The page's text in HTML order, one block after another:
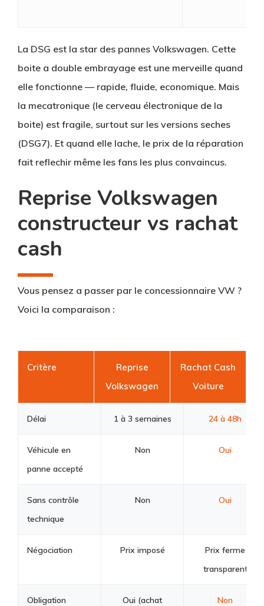
La DSG est la star des pannes Volkswagen. Cette
boite a double embrayage est une merveille quand
elle fonctionne — rapide, fluide, economique. Mais
la mecatronique (le cerveau électronique de la
boite) est fragile, surtout sur les versions seches
(DSG7). Et quand elle lache, le prix de la réparation
fait reflechir même les fans les plus convaincus.
Reprise Volkswagen
constructeur vs rachat
cash
Vous pensez a passer par le concessionnaire VW ?
Voici la comparaison :
Critère
Reprise
Volkswagen
Rachat Cash
Voiture
Délai 1 à 3 semaines 24 à 48h
Véhicule en
panne accepté
Non Oui
Sans contrôle
technique
Non Oui
Négociation Prix imposé
Prix ferme
transparent
Obligation
Oui (achat
Non